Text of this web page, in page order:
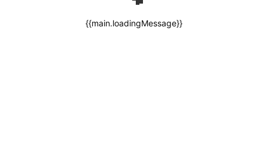
{{main.loadingMessage}}